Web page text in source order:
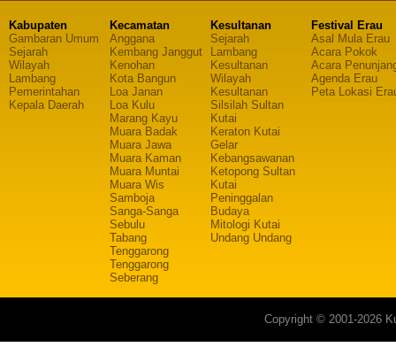
Kabupaten
Gambaran Umum
Sejarah
Wilayah
Lambang
Pemerintahan
Kepala Daerah
Kecamatan
Anggana
Kembang Janggut
Kenohan
Kota Bangun
Loa Janan
Loa Kulu
Marang Kayu
Muara Badak
Muara Jawa
Muara Kaman
Muara Muntai
Muara Wis
Samboja
Sanga-Sanga
Sebulu
Tabang
Tenggarong
Tenggarong
Seberang
Kesultanan
Sejarah
Lambang
Kesultanan
Wilayah
Kesultanan
Silsilah Sultan
Kutai
Keraton Kutai
Gelar
Kebangsawanan
Ketopong Sultan
Kutai
Peninggalan
Budaya
Mitologi Kutai
Undang Undang
Festival Erau
Asal Mula Erau
Acara Pokok
Acara
Agenda Erau
Peta Lokasi
Copyright © 2001-2026